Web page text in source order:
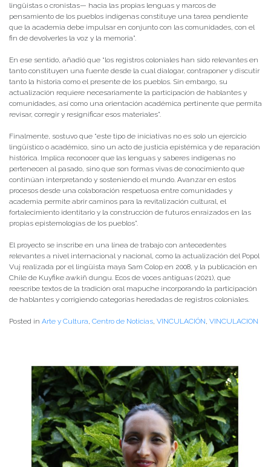
lingüistas o cronistas— hacia las propias lenguas y marcos de
pensamiento de los pueblos indígenas constituye una tarea pendiente
que la academia debe impulsar en conjunto con las comunidades, con el
fin de devolverles la voz y la memoria”.
En ese sentido, añadió que “los registros coloniales han sido relevantes en
tanto constituyen una fuente desde la cual dialogar, contraponer y discutir
tanto la historia como el presente de los pueblos. Sin embargo, su
actualización requiere necesariamente la participación de hablantes y
comunidades, así como una orientación académica pertinente que permita
revisar, corregir y resignificar esos materiales”.
Finalmente, sostuvo que “este tipo de iniciativas no es solo un ejercicio
lingüístico o académico, sino un acto de justicia epistémica y de reparación
histórica. Implica reconocer que las lenguas y saberes indígenas no
pertenecen al pasado, sino que son formas vivas de conocimiento que
continúan interpretando y sosteniendo el mundo. Avanzar en estos
procesos desde una colaboración respetuosa entre comunidades y
academia permite abrir caminos para la revitalización cultural, el
fortalecimiento identitario y la construcción de futuros enraizados en las
propias epistemologías de los pueblos”.
El proyecto se inscribe en una línea de trabajo con antecedentes
relevantes a nivel internacional y nacional, como la actualización del Popol
Vuj realizada por el lingüista maya Sam Colop en 2008, y la publicación en
Chile de Kuyfike awkiñ dungu. Ecos de voces antiguas (2021), que
reescribe textos de la tradición oral mapuche incorporando la participación
de hablantes y corrigiendo categorías heredadas de registros coloniales.
Posted in Arte y Cultura, Centro de Noticias, VINCULACIÓN, VINCULACION